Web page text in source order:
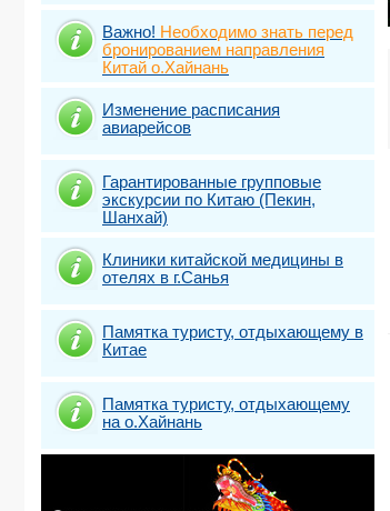
Важно! Необходимо знать перед
бронированием направления
Китай о.Хайнань
Изменение расписания
авиарейсов
Гарантированные групповые
экскурсии по Китаю (Пекин,
Шанхай)
Клиники китайской медицины в
отелях в г.Санья
Памятка туристу, отдыхающему в
Китае
Памятка туристу, отдыхающему
на о.Хайнань